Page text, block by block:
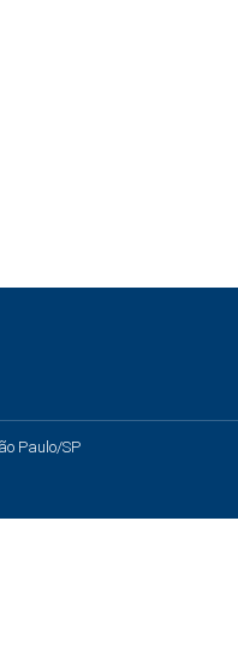
Paulo/SP